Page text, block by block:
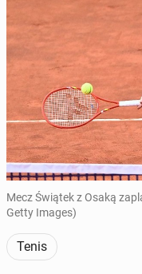
Mecz Świątek z Osaką
Getty Images)
Tenis